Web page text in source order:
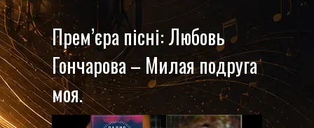
Прем’єра пісні: Любовь
Гончарова – Милая подруга
моя.